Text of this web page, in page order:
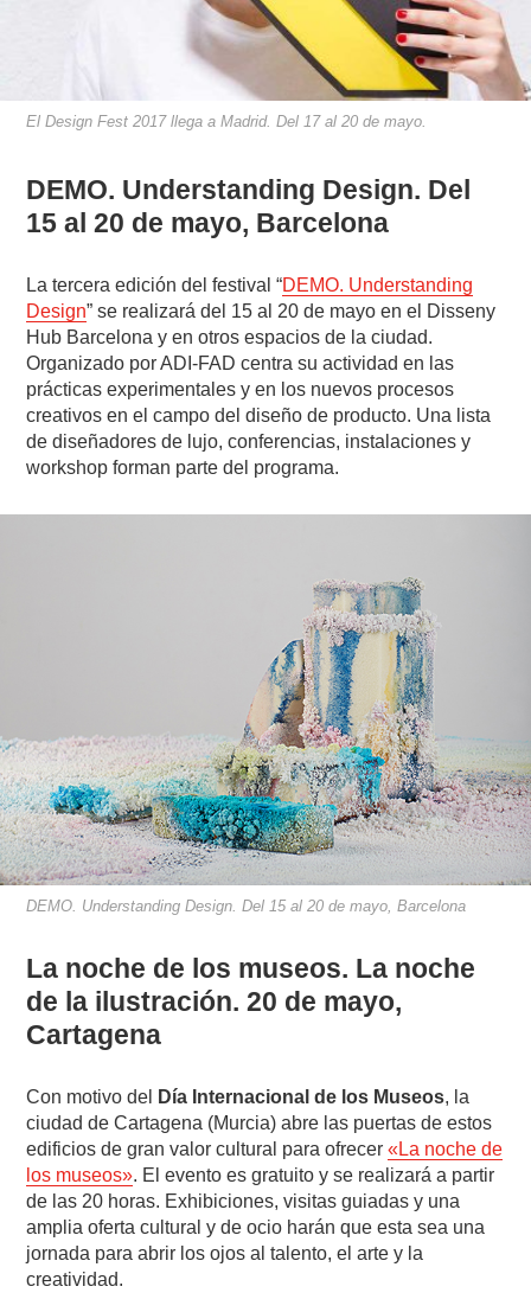
El Design Fest 2017 llega a Madrid. Del 17 al 20 de mayo.
DEMO. Understanding Design. Del
15 al 20 de mayo, Barcelona
La tercera edición del festival “DEMO. Understanding
Design” se realizará del 15 al 20 de mayo en el Disseny
Hub Barcelona y en otros espacios de la ciudad.
Organizado por ADI-FAD centra su actividad en las
prácticas experimentales y en los nuevos procesos
creativos en el campo del diseño de producto. Una lista
de diseñadores de lujo, conferencias, instalaciones y
workshop forman parte del programa.
DEMO. Understanding Design. Del 15 al 20 de mayo, Barcelona
La noche de los museos. La noche
de la ilustración. 20 de mayo,
Cartagena
Con motivo del Día Internacional de los Museos, la
ciudad de Cartagena (Murcia) abre las puertas de estos
edificios de gran valor cultural para ofrecer«La noche de
los museos». El evento es gratuito y se realizará a partir
de las 20 horas. Exhibiciones, visitas guiadas y una
amplia oferta cultural y de ocio harán que esta sea una
jornada para abrir los ojos al talento, el arte y la
creatividad.